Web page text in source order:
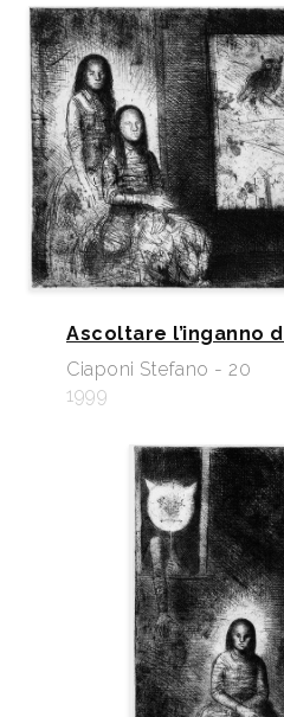
Ascoltare l’inganno
Ciaponi Stefano - 20
1999